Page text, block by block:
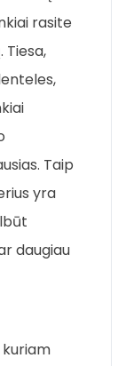
rasite
Tiesa,
Taip
yra
daugiau